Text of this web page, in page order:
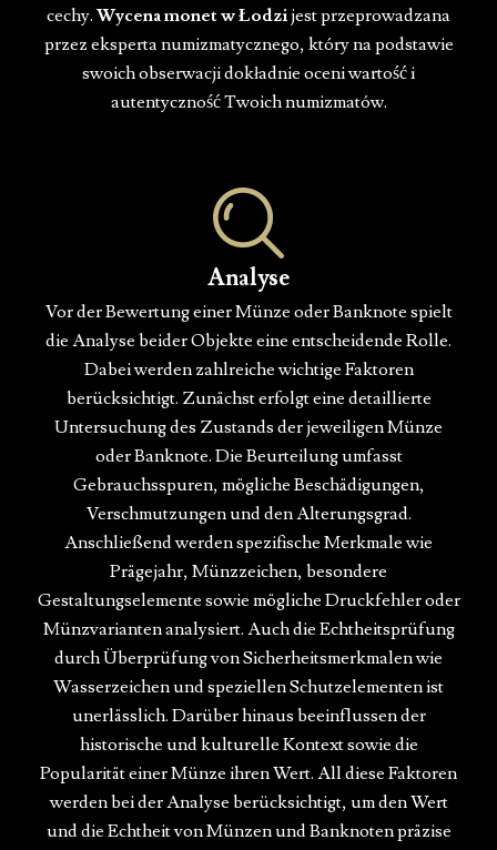
cechy. Wycena monet w Łodzijest przeprowadzana
przez eksperta numizmatycznego, który na podstawie
swoich obserwacji dokładnie oceni wartość i
autentyczność Twoich numizmatów.
Analyse
Vor der Bewertung einer Münze oder Banknote spielt
die Analyse beider Objekte eine entscheidende Rolle.
Dabei werden zahlreiche wichtige Faktoren
berücksichtigt. Zunächst erfolgt eine detaillierte
Untersuchung des Zustands der jeweiligen Münze
oder Banknote. Die Beurteilung umfasst
Gebrauchsspuren, mögliche Beschädigungen,
Verschmutzungen und den Alterungsgrad.
Anschließend werden spezifische Merkmale wie
Prägejahr, Münzzeichen, besondere
Gestaltungselemente sowie mögliche Druckfehler oder
Münzvarianten analysiert. Auch die Echtheitsprüfung
durch Überprüfung von Sicherheitsmerkmalen wie
Wasserzeichen und speziellen Schutzelementen ist
unerlässlich. Darüber hinaus beeinflussen der
historische und kulturelle Kontext sowie die
Popularität einer Münze ihren Wert. All diese Faktoren
werden bei der Analyse berücksichtigt, um den Wert
und die Echtheit von Münzen und Banknoten präzise